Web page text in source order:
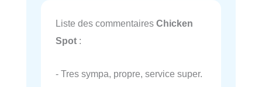
Liste des commentaires Chicken
Spot :
- Tres sympa, propre, service super.